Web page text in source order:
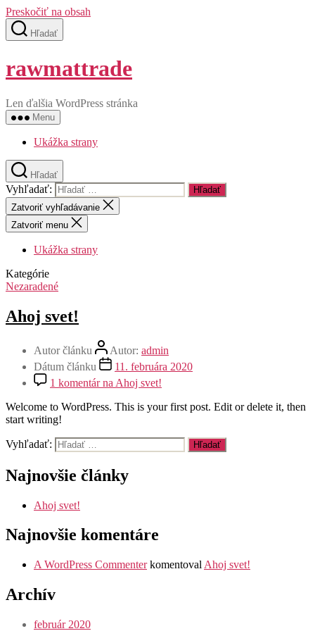
Preskočiť na obsah
Hľadať
rawmattrade
Len ďalšia WordPress stránka
Menu
Ukážka strany
Hľadať
Vyhľadať:
Zatvoriť vyhľadávanie
Zatvoriť menu
Ukážka strany
Kategórie
Nezaradené
Ahoj svet!
Autor článku Autor: admin
Dátum článku
11. februára 2020
1 komentárna Ahoj svet!
Welcome to WordPress. This is your first post. Edit or delete it, then
start writing!
Vyhľadať:
Najnovšie články
Ahoj svet!
Najnovšie komentáre
A WordPress Commenterkomentoval Ahoj svet!
Archív
február 2020